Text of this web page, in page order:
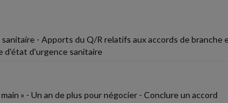
- Apports du Q/R relatifs aux accords de branche
d'état d'urgence sanitaire
» - Un an de plus pour négocier - Conclure un accord